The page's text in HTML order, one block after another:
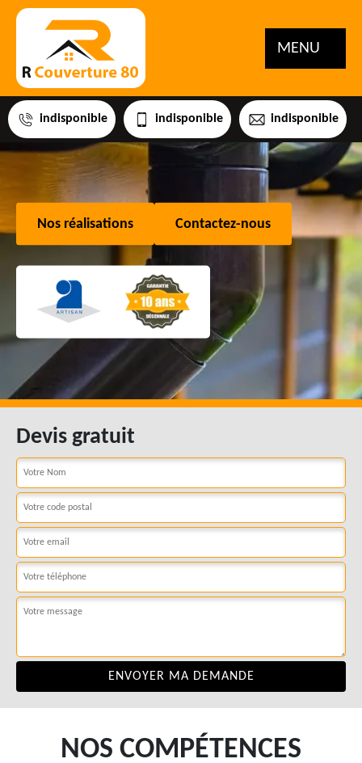
MENU
indisponible indisponible indisponible
Nos réalisations Contactez-nous
Devis gratuit
NOS COMPÉTENCES